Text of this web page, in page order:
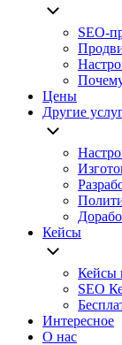
SEO-
Цены
Другие
Кейсы
Кейсы
SEO
Интересное
О нас